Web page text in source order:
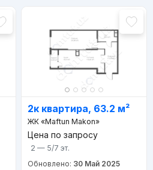
2к квартира, 63.2 м²
ЖК «Maftun Makon»
Цена по запросу
2 — 5/7 эт.
Обновлено: 30 Май 2025